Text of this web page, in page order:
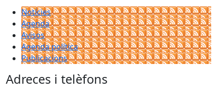
Notícies
Agenda
Avisos
Agenda política
Publicacions
Adreces i telèfons